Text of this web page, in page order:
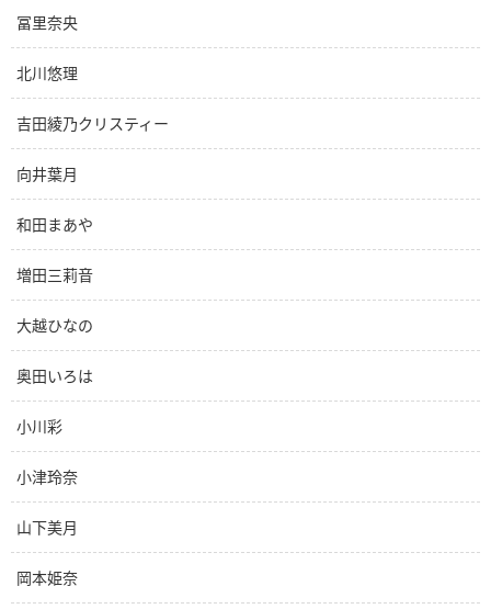
冨里奈央
北川悠理
吉田綾乃クリスティー
向井葉月
和田まあや
増田三莉音
大越ひなの
奥田いろは
小川彩
小津玲奈
山下美月
岡本姫奈